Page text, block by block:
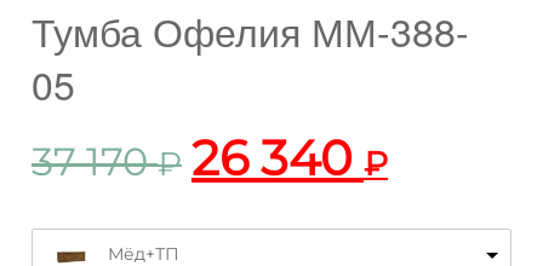
Тумба Офелия ММ-388-
05
37 170₽ 26 340 ₽
Мёд+ТП